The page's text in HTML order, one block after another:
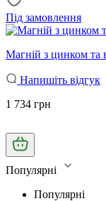
Під замовлення
Магній з цинком та
Напишіть відгук
1 734 грн
Популярні
Популярні